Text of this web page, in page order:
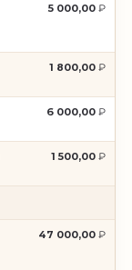
5 000,00
1 800,00
6 000,00
1 500,00
47 000,00